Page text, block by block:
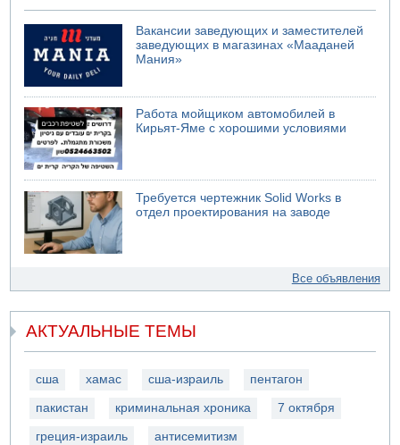
Вакансии заведующих и заместителей
заведующих в магазинах «Мааданей
Мания»
Работа мойщиком автомобилей в
Кирьят-Яме с хорошими условиями
Требуется чертежник Solid Works в
отдел проектирования на заводе
Все объявления
АКТУАЛЬНЫЕ ТЕМЫ
сша хамас сша-израиль пентагон
пакистан криминальная хроника 7 октября
греция-израиль антисемитизм